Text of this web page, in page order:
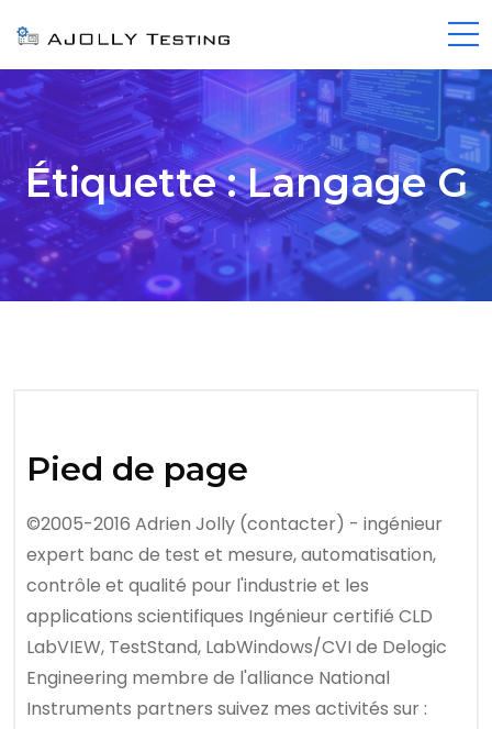
Étiquette :Langage G
Pied de page
©2005-2016 Adrien Jolly (contacter) - ingénieur
expert banc de test et mesure, automatisation,
contrôle et qualité pour l'industrie et les
applications scientifiques Ingénieur certifié CLD
LabVIEW, TestStand, LabWindows/CVI de Delogic
Engineering membre de l'alliance National
Instruments partners suivez mes activités sur :